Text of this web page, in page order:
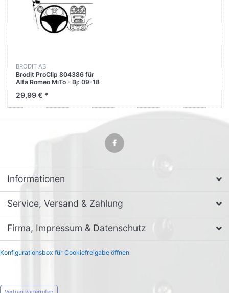
BRODIT AB
Brodit ProClip 804386 für
Alfa Romeo MiTo - Bj: 09-18
29,99 € *
Informationen
Service, Versand & Zahlung
Firma, Impressum & Datenschutz
Konfigurationsbox für Cookiefreigabe öffnen